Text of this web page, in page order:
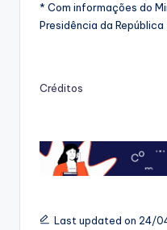
* Com informações do
Presidência da República
Créditos
Last updated on 24/